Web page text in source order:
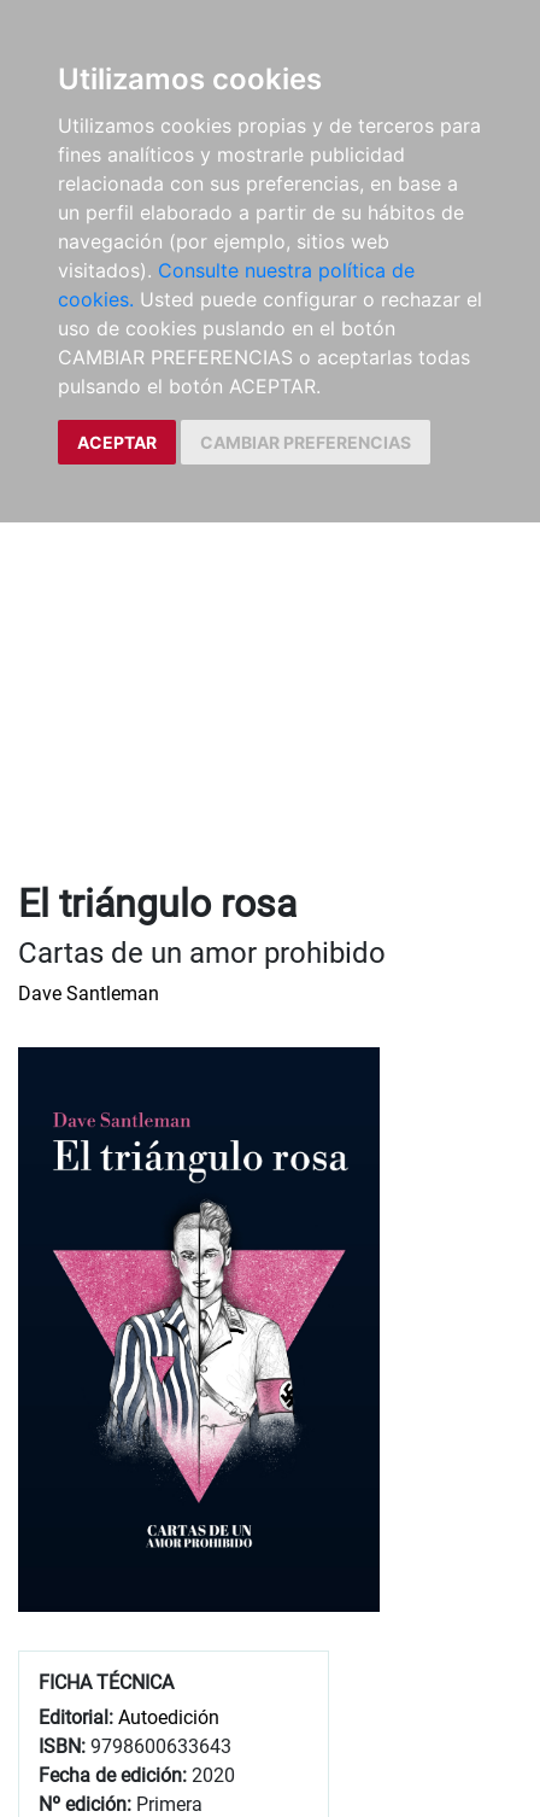
Utilizamos cookies
Utilizamos cookies propias y de terceros para
fines analíticos y mostrarle publicidad
relacionada con sus preferencias, en base a
un perfil elaborado a partir de su hábitos de
navegación (por ejemplo, sitios web
visitados). Consulte nuestra política de
cookies. Usted puede configurar o rechazar el
uso de cookies puslando en el botón
CAMBIAR PREFERENCIAS o aceptarlas todas
pulsando el botón ACEPTAR.
ACEPTAR CAMBIAR PREFERENCIAS
El triángulo rosa
Cartas de un amor prohibido
Dave Santleman
FICHA TÉCNICA
Editorial: Autoedición
ISBN: 9798600633643
Fecha de edición: 2020
Nº edición: Primera